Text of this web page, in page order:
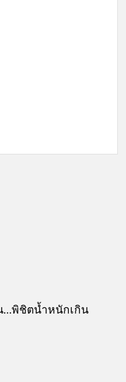
…พิชิตน้ำหนักเกิน